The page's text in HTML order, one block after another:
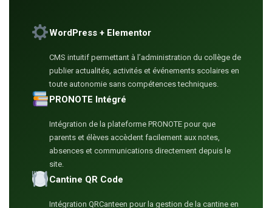
WordPress + Elementor
CMS intuitif permettant à l’administration du collège de
publier actualités, activités et événements scolaires en
toute autonomie sans compétences techniques.
PRONOTE Intégré
Intégration de la plateforme PRONOTE pour que
parents et élèves accèdent facilement aux notes,
absences et communications directement depuis le
site.
Cantine QR Code
Intégration QRCanteen pour la gestion de la cantine en